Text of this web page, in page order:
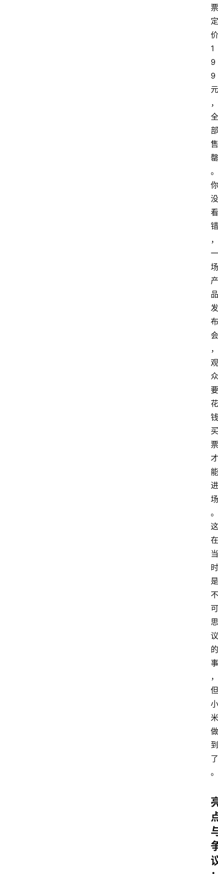
票
定
价
1
9
9
元
，
全
部
售
罄
。
你
没
看
错
，
一
场
产
品
发
布
会
，
观
众
要
花
钱
买
票
才
能
进
场
。
这
在
当
时
是
不
可
思
议
的
事
，
但
小
米
做
到
了
。